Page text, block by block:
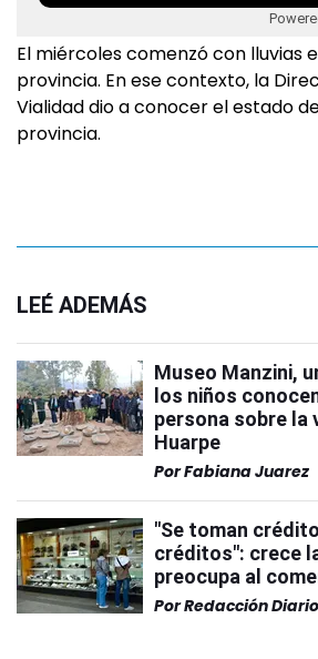
El miércoles comenzó con lluvias
provincia. En ese contexto, la
Vialidad dio a conocer el estado
provincia.
LEÉ ADEMÁS
Museo Manzini,
los niños
persona sobre la
Huarpe
PorFabiana Juarez
"Se toman
créditos": crece
preocupa al
PorRedacción